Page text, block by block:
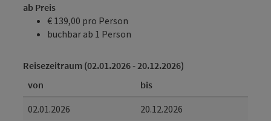
ab Preis
€ 139,00 pro Person
buchbar ab 1 Person
Reisezeitraum (02.01.2026 - 20.12.2026)
von
bis
02.01.2026
20.12.2026